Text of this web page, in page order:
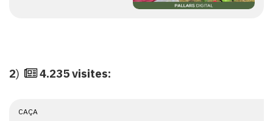
2) 4.235 visites:
CAÇA